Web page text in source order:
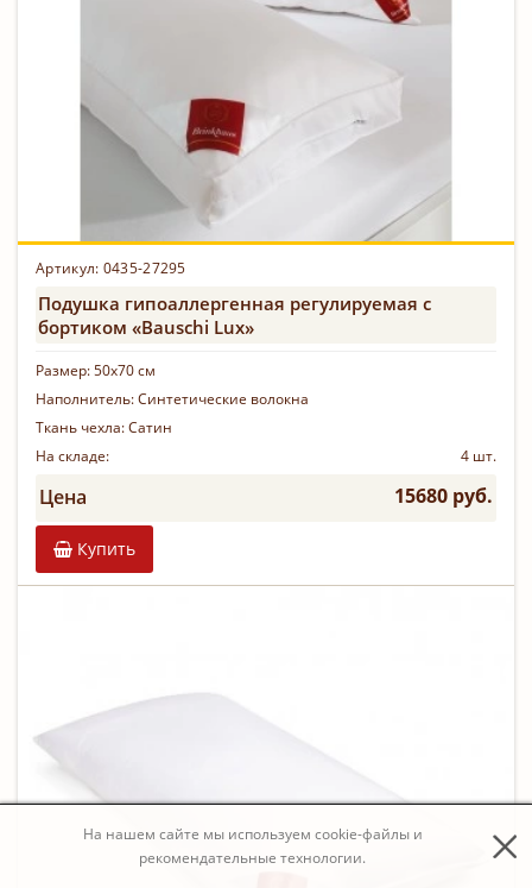
Артикул: 0435-27295
Подушка гипоаллергенная регулируемая с
бортиком «Bauschi Lux»
Размер:50х70 см
Наполнитель:Синтетические волокна
Ткань чехла:Сатин
На складе:
4 шт.
Цена 15680 руб.
Купить
На нашем сайте мы используем cookie-файлы и
рекомендательные технологии.